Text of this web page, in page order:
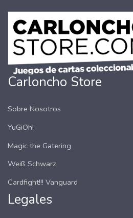
Carloncho Store
Sobre Nosotros
YuGiOh!
Magic the Gatering
Weiß Schwarz
Cardfight!!! Vanguard
Legales